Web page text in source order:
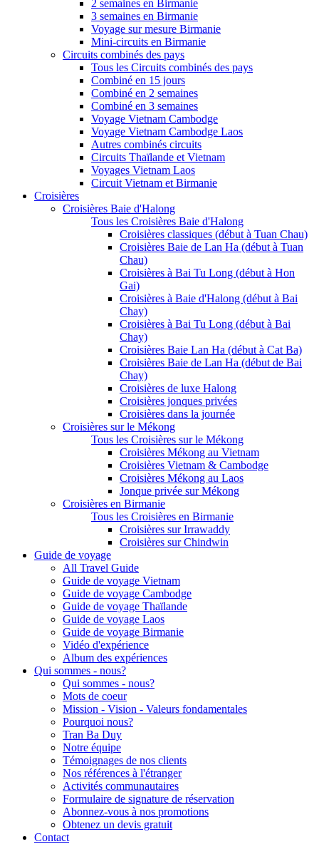
2 semaines en Birmanie
3 semaines en Birmanie
Voyage sur mesure Birmanie
Mini-circuits en Birmanie
Circuits combinés des pays
Tous les Circuits combinés des pays
Combiné en 15 jours
Combiné en 2 semaines
Combiné en 3 semaines
Voyage Vietnam Cambodge
Voyage Vietnam Cambodge Laos
Autres combinés circuits
Circuits Thaïlande et Vietnam
Voyages Vietnam Laos
Circuit Vietnam et Birmanie
Croisières
Croisières Baie d'Halong
Tous les Croisières Baie d'Halong
Croisières classiques (début à Tuan Chau)
Croisières Baie de Lan Ha (début à Tuan
Chau)
Croisières à Bai Tu Long (début à Hon
Gai)
Croisières à Baie d'Halong (début à Bai
Chay)
Croisières à Bai Tu Long (début à Bai
Chay)
Croisières Baie Lan Ha (début à Cat Ba)
Croisières Baie de Lan Ha (début de Bai
Chay)
Croisières de luxe Halong
Croisières jonques privées
Croisières dans la journée
Croisières sur le Mékong
Tous les Croisières sur le Mékong
Croisières Mékong au Vietnam
Croisières Vietnam & Cambodge
Croisières Mékong au Laos
Jonque privée sur Mékong
Croisières en Birmanie
Tous les Croisières en Birmanie
Croisières sur Irrawaddy
Croisières sur Chindwin
Guide de voyage
All Travel Guide
Guide de voyage Vietnam
Guide de voyage Cambodge
Guide de voyage Thaïlande
Guide de voyage Laos
Guide de voyage Birmanie
Vidéo d'expérience
Album des expériences
Qui sommes - nous?
Qui sommes - nous?
Mots de coeur
Mission - Vision - Valeurs fondamentales
Pourquoi nous?
Tran Ba Duy
Notre équipe
Témoignages de nos clients
Nos références à l'étranger
Activités communautaires
Formulaire de signature de réservation
Abonnez-vous à nos promotions
Obtenez un devis gratuit
Contact